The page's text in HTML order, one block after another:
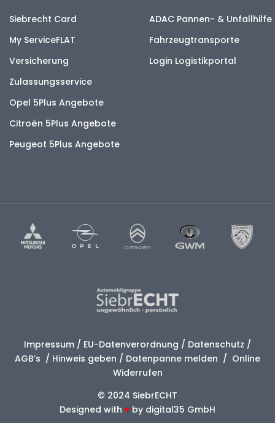
Siebrecht Card
My ServiceFLAT
Versicherung
Zulassungsservice
Opel 5Plus Angebote
Citroën 5Plus Angebote
Peugeot 5Plus Angebote
ADAC Pannen- & Unfallhilfe
Fahrzeugtransporte
Login Logistikportal
Impressum / EU-Datenverordnung / Datenschutz /
AGB’s / Hinweis geben / Datenpanne melden / Online
Widerrufen
© 2024 SiebrECHT
Designed with ♥ by digital35 GmbH